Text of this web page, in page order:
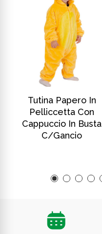
Tutina Papero In
Pelliccetta Con
Cappuccio In Busta
C/gancio